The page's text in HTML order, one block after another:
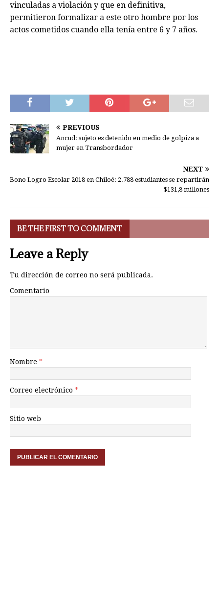
vinculadas a violación y que en definitiva,
permitieron formalizar a este otro hombre por los
actos cometidos cuando ella tenía entre 6 y 7 años.
PREVIOUS
Ancud: sujeto es detenido en medio de golpiza a
mujer en Transbordador
NEXT
Bono Logro Escolar 2018 en Chiloé: 2.788 estudiantes se repartirán
$131,8 millones
BE THE FIRST TO COMMENT
Leave a Reply
Tu dirección de correo no será publicada.
Comentario
Nombre *
Correo electrónico *
Sitio web